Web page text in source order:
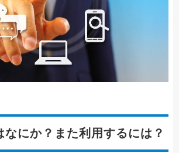
にか？また利用するには？